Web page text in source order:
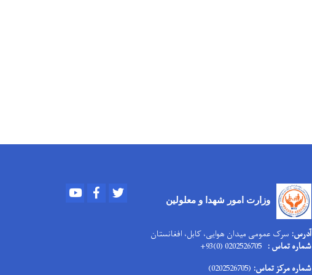
وزارت امور شهدا و معلولین
Youtube Facebook
آدرس: سرک عمومی میدان هوایی، کابل، افغانستان
شماره تماس :
شماره مرکز تماس: (0202526705)